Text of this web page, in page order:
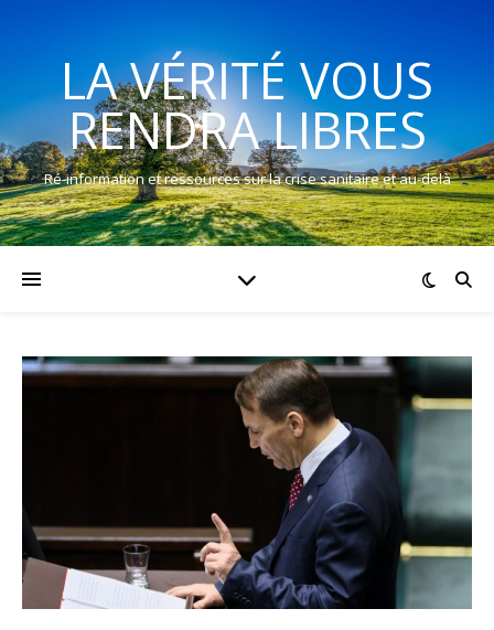
LA VÉRITÉ VOUS
RENDRA LIBRES
Ré-information et ressources sur la crise sanitaire et au-delà